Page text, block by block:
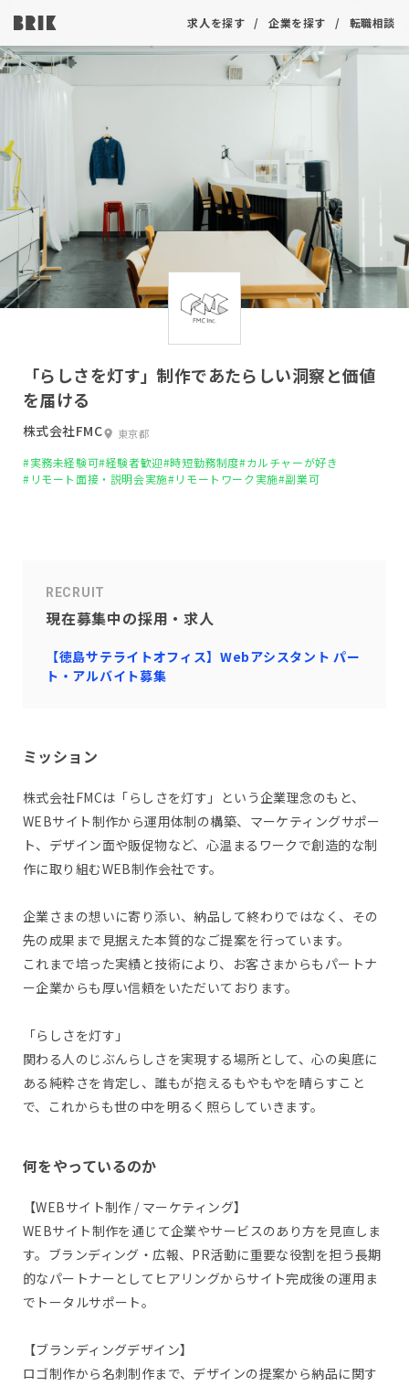
求人を探す 企業を探す 転職相談
「らしさを灯す」制作であたらしい洞察と価値
を届ける
株式会社FMC 東京都
#実務未経験可#経験者歓迎#時短勤務制度#カルチャーが好き
#リモート面接・説明会実施#リモートワーク実施#副業可
RECRUIT
現在募集中の採用・求人
【徳島サテライトオフィス】Webアシスタント パー
ト・アルバイト募集
ミッション
株式会社FMCは「らしさを灯す」という企業理念のもと、
WEBサイト制作から運用体制の構築、マーケティングサポー
ト、デザイン面や販促物など、心温まるワークで創造的な制
作に取り組むWEB制作会社です。
企業さまの想いに寄り添い、納品して終わりではなく、その
先の成果まで見据えた本質的なご提案を行っています。
これまで培った実績と技術により、お客さまからもパートナ
ー企業からも厚い信頼をいただいております。
「らしさを灯す」
関わる人のじぶんらしさを実現する場所として、心の奥底に
ある純粋さを肯定し、誰もが抱えるもやもやを晴らすこと
で、これからも世の中を明るく照らしていきます。
何をやっているのか
【WEBサイト制作 / マーケティング】
WEBサイト制作を通じて企業やサービスのあり方を見直しま
す。ブランディング・広報、PR活動に重要な役割を担う長期
的なパートナーとしてヒアリングからサイト完成後の運用ま
でトータルサポート。
【ブランディングデザイン】
ロゴ制作から名刺制作まで、デザインの提案から納品に関す